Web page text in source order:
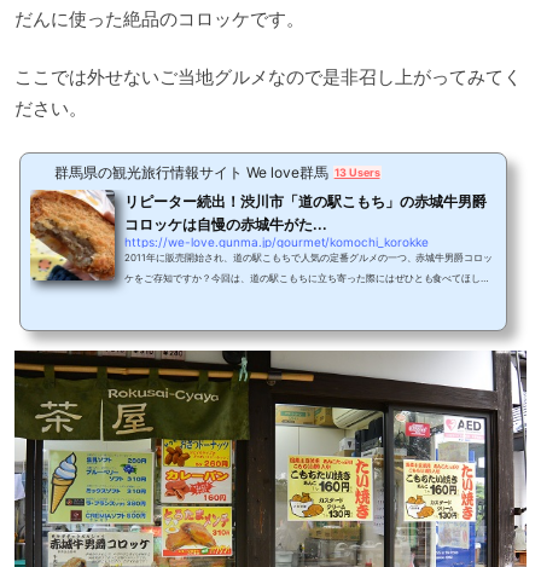
だんに使った絶品のコロッケです。
ここでは外せないご当地グルメなので是非召し上がってみてく
ださい。
群馬県の観光旅行情報サイト We love群馬 13 Users
リピーター続出！渋川市「道の駅こもち」の赤城牛男爵
コロッケは自慢の赤城牛がた...
https://we-love.gunma.jp/gourmet/komochi_korokke
2011年に販売開始され、道の駅こもちで人気の定番グルメの一つ、赤城牛男爵コロッ
ケをご存知ですか？今回は、道の駅こもちに立ち寄った際にはぜひとも食べてほし
が訪れる道の駅こもち。渋川地区のお土産や農産物を販売し、連日多くの観光客でに
ぎわっています。こんにゃくをはじめ、じゃがいもで作った焼酎など地元のおいしさ
をぎゅっと詰めた商品がたくさん並びます。こ...